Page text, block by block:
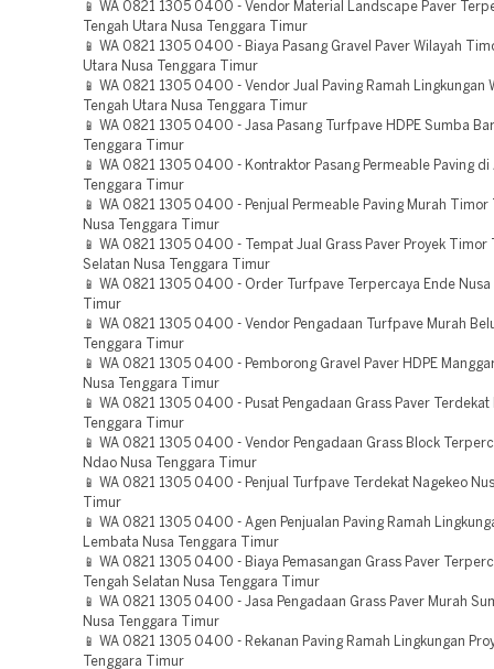
📱 WA 0821 1305 0400 - Vendor Material Landscape Paver
Tengah Utara Nusa Tenggara Timur
📱 WA 0821 1305 0400 - Biaya Pasang Gravel Paver Wilayah
Utara Nusa Tenggara Timur
📱 WA 0821 1305 0400 - Vendor Jual Paving Ramah Lingkungan
Tengah Utara Nusa Tenggara Timur
📱 WA 0821 1305 0400 - Jasa Pasang Turfpave HDPE Sumba
Tenggara Timur
📱 WA 0821 1305 0400 - Kontraktor Pasang Permeable Paving di
Tenggara Timur
📱 WA 0821 1305 0400 - Penjual Permeable Paving Murah Timor
Nusa Tenggara Timur
📱 WA 0821 1305 0400 - Tempat Jual Grass Paver Proyek Timor
Selatan Nusa Tenggara Timur
📱 WA 0821 1305 0400 - Order Turfpave Terpercaya Ende Nusa
Timur
📱 WA 0821 1305 0400 - Vendor Pengadaan Turfpave Murah
Tenggara Timur
📱 WA 0821 1305 0400 - Pemborong Gravel Paver HDPE
Nusa Tenggara Timur
📱 WA 0821 1305 0400 - Pusat Pengadaan Grass Paver Terdekat
Tenggara Timur
📱 WA 0821 1305 0400 - Vendor Pengadaan Grass Block
Ndao Nusa Tenggara Timur
📱 WA 0821 1305 0400 - Penjual Turfpave Terdekat Nagekeo
Timur
📱 WA 0821 1305 0400 - Agen Penjualan Paving Ramah
Lembata Nusa Tenggara Timur
📱 WA 0821 1305 0400 - Biaya Pemasangan Grass Paver
Tengah Selatan Nusa Tenggara Timur
📱 WA 0821 1305 0400 - Jasa Pengadaan Grass Paver Murah
Nusa Tenggara Timur
📱 WA 0821 1305 0400 - Rekanan Paving Ramah Lingkungan
Tenggara Timur